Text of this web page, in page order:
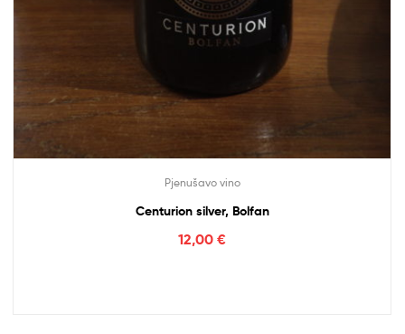
Pjenušavo vino
Centurion silver, Bolfan
12,00 €